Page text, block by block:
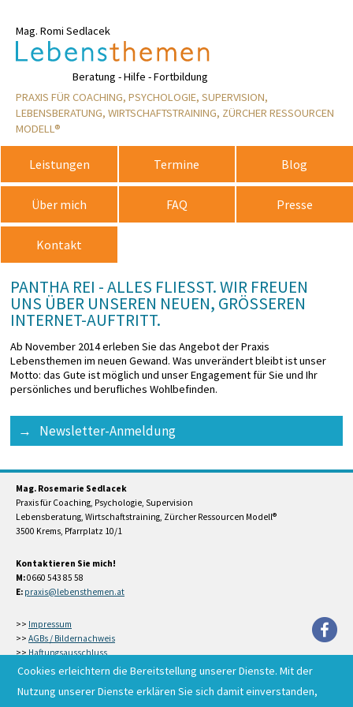
Mag. Romi Sedlacek
Beratung - Hilfe - Fortbildung
PRAXIS FÜR COACHING, PSYCHOLOGIE, SUPERVISION,
LEBENSBERATUNG, WIRTSCHAFTSTRAINING, ZÜRCHER RESSOURCEN
MODELL®
Leistungen Termine Blog
Über mich FAQ Presse
Kontakt
PANTHA REI - ALLES FLIESST. WIR FREUEN U
NS ÜBER UNSEREN NEUEN, GRÖSSEREN IN
TERNET-AUFTRITT.
Ab November 2014 erleben Sie das Angebot der Praxis
Lebensthemen im neuen Gewand. Was unverändert bleibt ist unser
Motto: das Gute ist möglich und unser Engagement für Sie und Ihr
persönliches und berufliches Wohlbefinden.
Newsletter-Anmeldung
Mag. Rosemarie Sedlacek
Praxis für Coaching, Psychologie, Supervision
Lebensberatung, Wirtschaftstraining, Zürcher Ressourcen Modell®
3500 Krems, Pfarrplatz 10/1
Kontaktieren Sie mich!
M:0660 543 85 58
E:
>> Impressum
>> AGBs / Bildernachweis
>>Haftungsausschluss
Copyright © R. Sedlacek, 2007-2024
Cookies erleichtern die Bereitstellung unserer Dienste. Mit der
Nutzung unserer Dienste erklären Sie sich damit einverstanden,